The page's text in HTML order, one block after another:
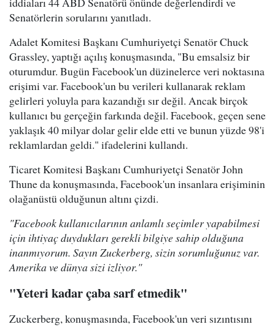
Senatörlerin sorularını yanıtladı.
Adalet Komitesi Başkanı Cumhuriyetçi Senatör Chuck
Grassley, yaptığı açılış konuşmasında, "Bu emsalsiz bir
oturumdur. Bugün Facebook'un düzinelerce veri noktasına
erişimi var. Facebook'un bu verileri kullanarak reklam
gelirleri yoluyla para kazandığı sır değil. Ancak birçok
kullanıcı bu gerçeğin farkında değil. Facebook, geçen sene
yaklaşık 40 milyar dolar gelir elde etti ve bunun yüzde 98'i
reklamlardan geldi." ifadelerini kullandı.
Ticaret Komitesi Başkanı Cumhuriyetçi Senatör John
Thune da konuşmasında, Facebook'un insanlara erişiminin
olağanüstü olduğunun altını çizdi.
"Facebook kullanıcılarının anlamlı seçimler yapabilmesi
için ihtiyaç duydukları gerekli bilgiye sahip olduğuna
inanmıyorum. Sayın Zuckerberg, sizin sorumluğunuz var.
Amerika ve dünya sizi izliyor."
"Yeteri kadar çaba sarf etmedik"
Zuckerberg, konuşmasında, Facebook'un veri sızıntısını